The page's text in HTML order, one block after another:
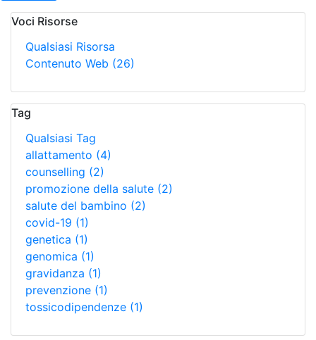
Voci Risorse
Qualsiasi Risorsa
Contenuto Web (26)
Tag
Qualsiasi Tag
allattamento (4)
counselling (2)
promozione della salute (2)
salute del bambino (2)
covid-19 (1)
genetica (1)
genomica (1)
gravidanza (1)
prevenzione (1)
tossicodipendenze (1)